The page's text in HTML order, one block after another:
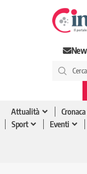
Attualità Cronaca
Sport
Eventi